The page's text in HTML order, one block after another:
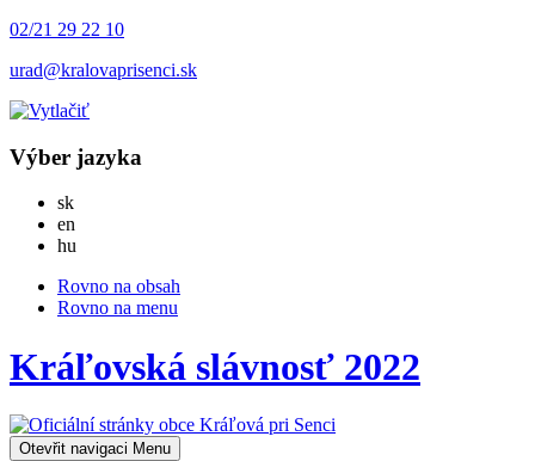
02/21 29 22 10
urad@kralovaprisenci.sk
Výber jazyka
skSlovensky
en
hu
Rovno na obsah
Rovno na menu
Kráľovská slávnosť 2022
Otevřit navigaci Menu